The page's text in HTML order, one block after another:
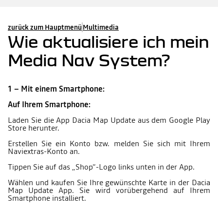
zurück zum Hauptmenü Multimedia
Wie aktualisiere ich mein
Media Nav System?
1 – Mit einem Smartphone:
Auf Ihrem Smartphone:
Laden Sie die App Dacia Map Update aus dem Google Play
Store herunter.
Erstellen Sie ein Konto bzw. melden Sie sich mit Ihrem
Naviextras-Konto an.
Tippen Sie auf das „Shop“-Logo links unten in der App.
Wählen und kaufen Sie Ihre gewünschte Karte in der Dacia
Map Update App. Sie wird vorübergehend auf Ihrem
Smartphone installiert.